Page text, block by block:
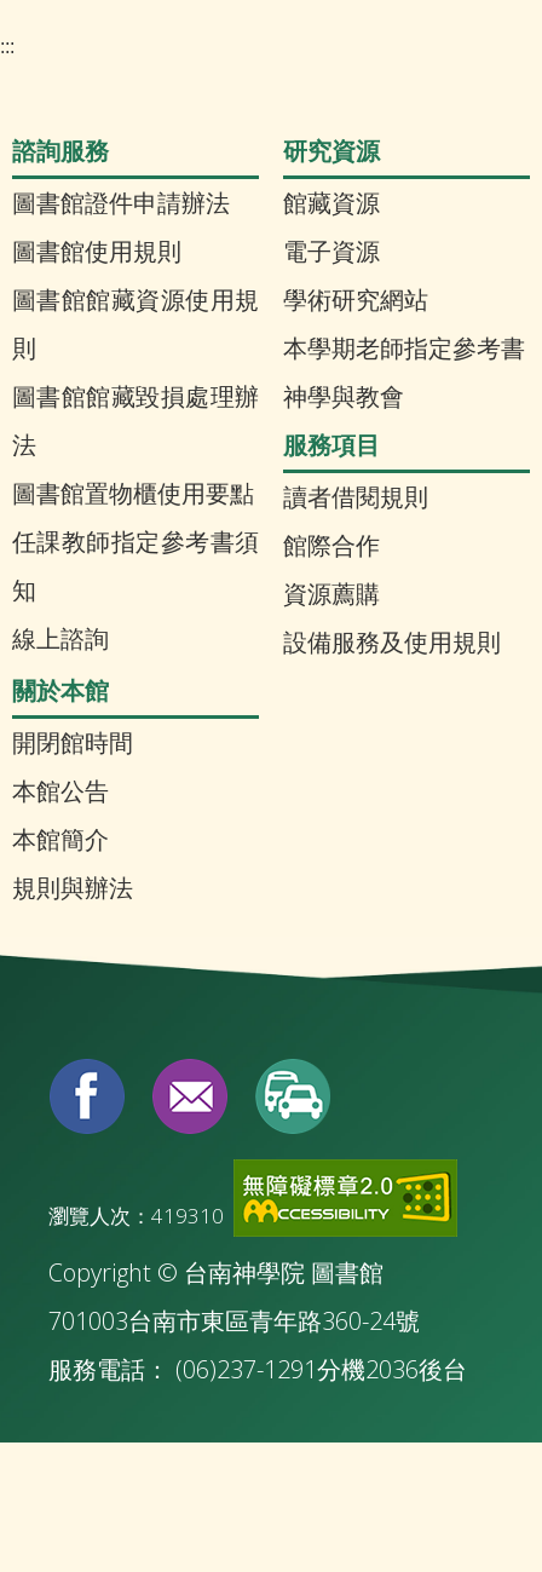
:::
諮詢服務
圖書館證件申請辦法
圖書館使用規則
圖書館館藏資源使用規
則
圖書館館藏毀損處理辦
法
圖書館置物櫃使用要點
任課教師指定參考書須
知
線上諮詢
研究資源
館藏資源
電子資源
學術研究網站
本學期老師指定參考書
神學與教會
服務項目
讀者借閱規則
館際合作
資源薦購
設備服務及使用規則
關於本館
開閉館時間
本館公告
本館簡介
規則與辦法
瀏覽人次：419310
Copyright © 台南神學院 圖書館
701003台南市東區青年路360-24號
服務電話： (06)237-1291分機2036後台